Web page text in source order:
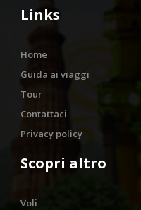
Links
Home
Guida ai viaggi
Tour
Contattaci
Privacy policy
Scopri altro
Voli